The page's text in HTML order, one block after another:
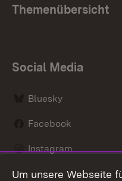
Themenübersicht
Social Media
Bluesky
Facebook
Instagram
LinkedIn
Um unsere Webseite